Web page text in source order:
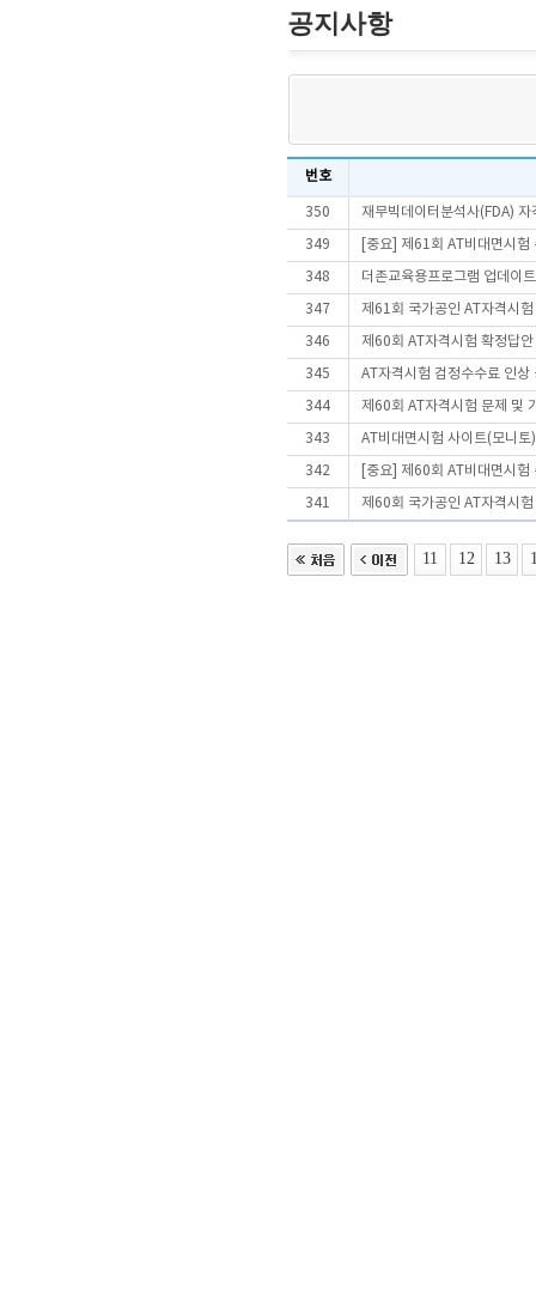
공지사항
번호
350 재무빅데이터분석사(FDA)
349 [중요] 제61회 AT비대면시험
348 더존교육용프로그램 업데이
347 제61회 국가공인 AT자격시
346 제60회 AT자격시험 확정답
345 AT자격시험 검정수수료 인상
344 제60회 AT자격시험 문제 및
343 AT비대면시험 사이트(모니토
342 [중요] 제60회 AT비대면시험
341 제60회 국가공인 AT자격시
11 12 13